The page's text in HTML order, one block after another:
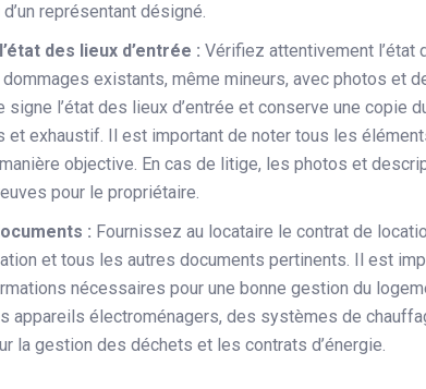
représentant désigné.
des lieux d’entrée : Vérifiez attentivement l’état
existants, même mineurs, avec photos et
signe l’état des lieux d’entrée et conserve une copie
et exhaustif. Il est important de noter tous les
objective. En cas de litige, les photos et
pour le propriétaire.
: Fournissez au locataire le contrat de
et tous les autres documents pertinents. Il est
nécessaires pour une bonne gestion du
appareils électroménagers, des systèmes de
la gestion des déchets et les contrats d’énergie.